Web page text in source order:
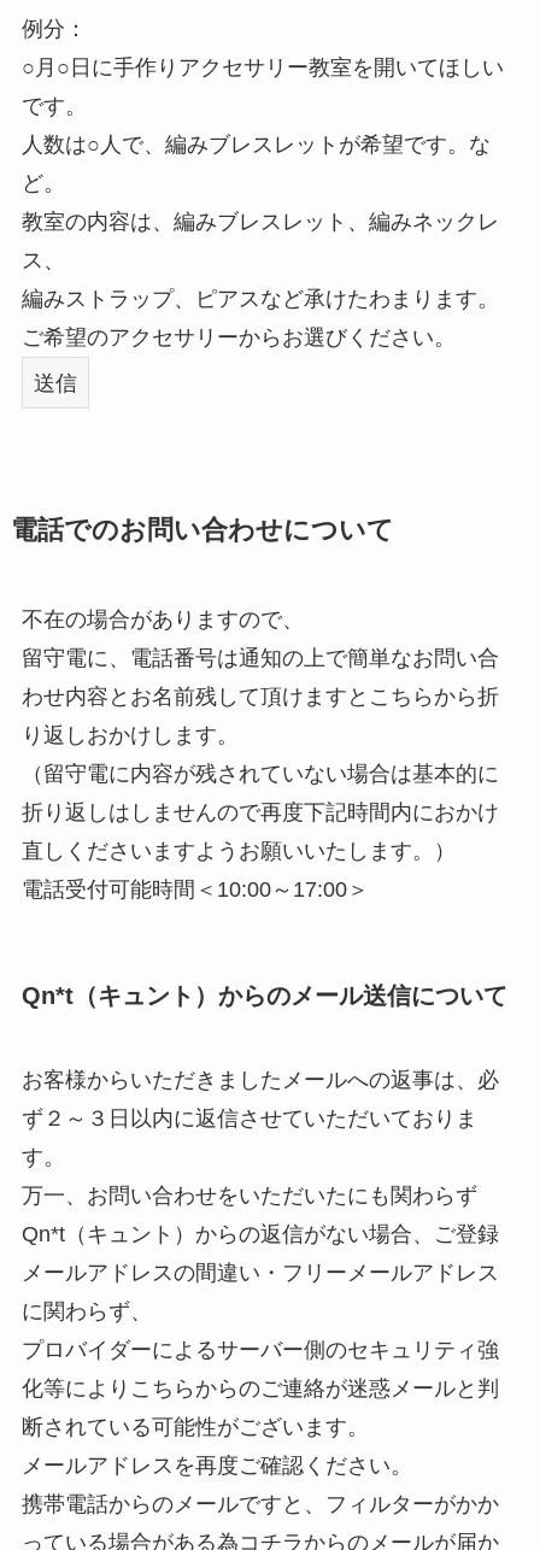
例分：
○月○日に手作りアクセサリー教室を開いてほしい
です。
人数は○人で、編みブレスレットが希望です。な
ど。
教室の内容は、編みブレスレット、編みネックレ
ス、
編みストラップ、ピアスなど承けたわまります。
ご希望のアクセサリーからお選びください。
電話でのお問い合わせについて
不在の場合がありますので、
留守電に、電話番号は通知の上で簡単なお問い合
わせ内容とお名前残して頂けますとこちらから折
り返しおかけします。
（留守電に内容が残されていない場合は基本的に
折り返しはしませんので再度下記時間内におかけ
直しくださいますようお願いいたします。）
電話受付可能時間＜10:00～17:00＞
Qn*t（キュント）からのメール送信について
お客様からいただきましたメールへの返事は、必
ず２～３日以内に返信させていただいておりま
す。
万一、お問い合わせをいただいたにも関わらず
Qn*t（キュント）からの返信がない場合、ご登録
メールアドレスの間違い・フリーメールアドレス
に関わらず、
プロバイダーによるサーバー側のセキュリティ強
化等によりこちらからのご連絡が迷惑メールと判
断されている可能性がございます。
メールアドレスを再度ご確認ください。
携帯電話からのメールですと、フィルターがかか
っている場合がある為コチラからのメールが届か